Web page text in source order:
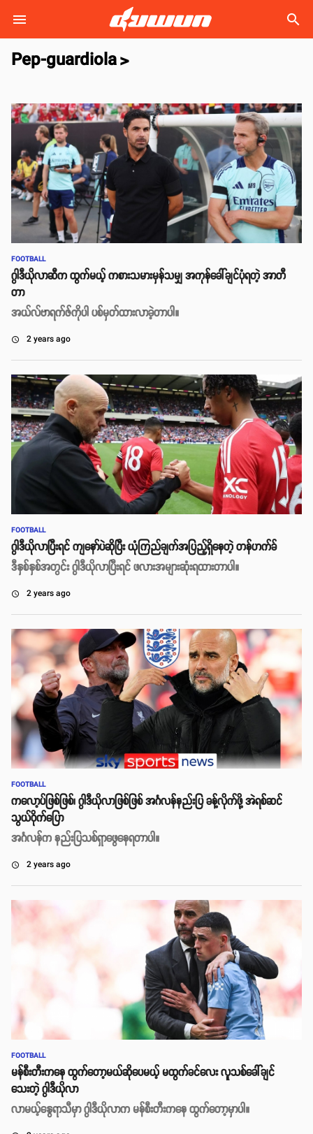
search
Pep-guardiola>
FOOTBALL
ဂွါဒီယိုလာဆီက ထွက်မယ့် ကစားသမားမှန်သမျှ အကုန်ခေါ်ချင်ပုံရတဲ့ အာတီ
တာ
အယ်လ်ဗာရက်ဇ်ကိုပါ ပစ်မှတ်ထားလာခဲ့တာပါ။
access_time 2 years ago
FOOTBALL
ဂွါဒီယိုလာပြီးရင် ကျနော်ပဲဆိုပြီး ယုံကြည်ချက်အပြည့်ရှိနေတဲ့ တန်ဟက်ခ်
ဒီနှစ်နှစ်အတွင်း ဂွါဒီယိုလာပြီးရင် ဖလားအများဆုံးရထားတာပါ။
access_time 2 years ago
FOOTBALL
ကလော့ပ်ဖြစ်ဖြစ်၊ ဂွါဒီယိုလာဖြစ်ဖြစ် အင်္ဂလန်နည်းပြ ခန့်လိုက်ဖို့ အဲရစ်ဆင်
သွယ်ဝိုက်ပြော
အင်္ဂလန်က နည်းပြသစ်ရှာဖွေနေရတာပါ။
access_time 2 years ago
FOOTBALL
မန်စီးတီးကနေ ထွက်တော့မယ်ဆိုပေမယ့် မထွက်ခင်လေး လူသစ်ခေါ်ချင်
သေးတဲ့ ဂွါဒီယိုလာ
လာမယ့်နွေရာသီမှာ ဂွါဒီယိုလာက မန်စီးတီးကနေ ထွက်တော့မှာပါ။